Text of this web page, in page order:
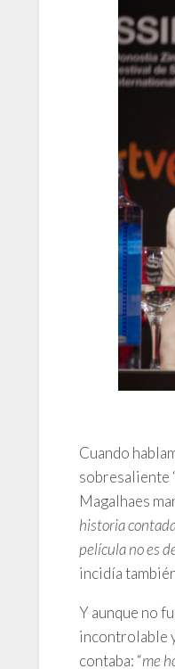
Cuando
sobresaliente
Magalhaes
historia
película no es
incidía
Y aunque no
incontrolable
contaba: “me